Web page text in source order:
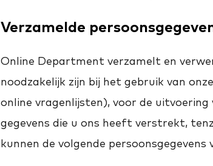
Verzamelde
Online Department verzamelt en
noodzakelijk zijn bij het gebruik van
online vragenlijsten), voor de
gegevens die u ons heeft verstrekt,
kunnen de volgende persoonsgegevens